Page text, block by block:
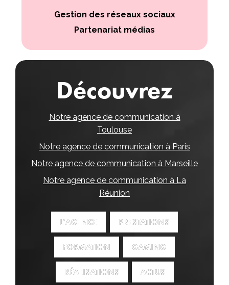
Gestion des réseaux sociaux
Partenariat médias
Découvrez
Notre agence de communication à
Toulouse
Notre agence de communication à Paris
Notre agence de communication à Marseille
Notre agence de communication à La
Réunion
L'AGENCE
L'AGENCE PRESTATIONS
PRESTATIONS
FORMATION
FORMATION GAMING
GAMING
RÉALISATIONS
RÉALISATIONS ACTUS
ACTUS